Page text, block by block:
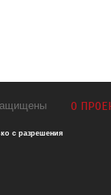
с разрешения
О